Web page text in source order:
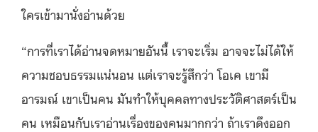
ใครเข้ามานั่งอ่านด้วย
“การที่เราได้อ่านจดหมายอันนี้ เราจะเริ่ม อาจจะไม่ได้ให้
ความชอบธรรมแน่นอน แต่เราจะรู้สึกว่า โอเค เขามี
อารมณ์ เขาเป็นคน มันทำให้บุคคลทางประวัติศาสตร์เป็น
คน เหมือนกับเราอ่านเรื่องของคนมากกว่า ถ้าเราดึงออก